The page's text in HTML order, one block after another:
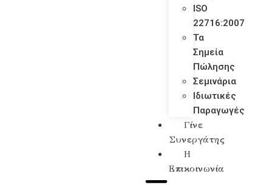
ISO
22716:2007
Τα
Σημεία
Πώλησης
Σεμινάρια
Ιδιωτικές
Παραγωγές
Γίνε
Συνεργάτης
Η
Επικοινωνία